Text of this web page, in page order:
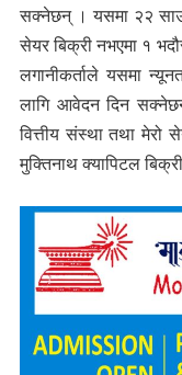
सक्नेछन् । यसमा २२
सेयर बिक्री नभएमा १
लगानीकर्ताले यसमा
लागि आवेदन दिन
वित्तीय संस्था तथा
मुक्तिनाथ क्यापिटल